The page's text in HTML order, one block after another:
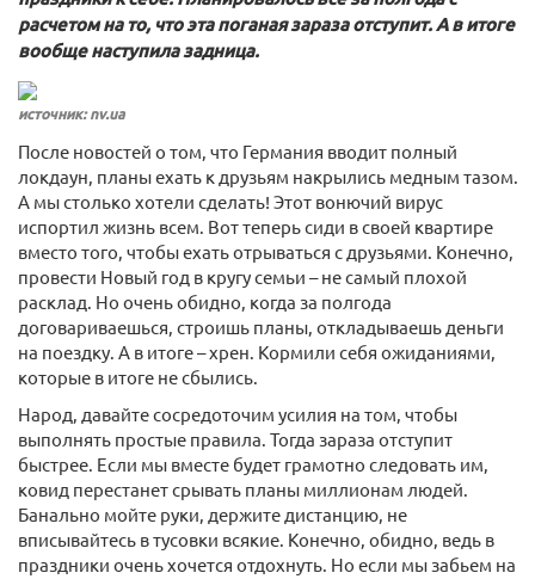
расчетом на то, что эта поганая зараза отступит. А в итоге
вообще наступила задница.
источник: nv.ua
После новостей о том, что Германия вводит полный
локдаун, планы ехать к друзьям накрылись медным тазом.
А мы столько хотели сделать! Этот вонючий вирус
испортил жизнь всем. Вот теперь сиди в своей квартире
вместо того, чтобы ехать отрываться с друзьями. Конечно,
провести Новый год в кругу семьи – не самый плохой
расклад. Но очень обидно, когда за полгода
договариваешься, строишь планы, откладываешь деньги
на поездку. А в итоге – хрен. Кормили себя ожиданиями,
которые в итоге не сбылись.
Народ, давайте сосредоточим усилия на том, чтобы
выполнять простые правила. Тогда зараза отступит
быстрее. Если мы вместе будет грамотно следовать им,
ковид перестанет срывать планы миллионам людей.
Банально мойте руки, держите дистанцию, не
вписывайтесь в тусовки всякие. Конечно, обидно, ведь в
праздники очень хочется отдохнуть. Но если мы забьем на